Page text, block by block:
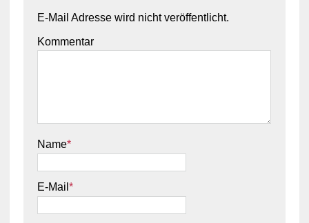
E-Mail Adresse wird nicht veröffentlicht.
Kommentar
Name*
E-Mail *